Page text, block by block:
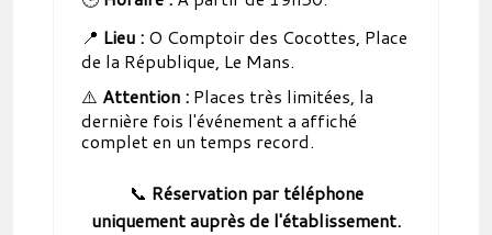
📍 Lieu : O Comptoir des Cocottes, Place
de la République, Le Mans.
⚠️ Attention : Places très limitées, la
dernière fois l'événement a affiché
complet en un temps record.
📞 Réservation par téléphone
uniquement auprès de l'établissement.